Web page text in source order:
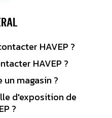
HAVEP ?
HAVEP ?
magasin ?
d'exposition de
?